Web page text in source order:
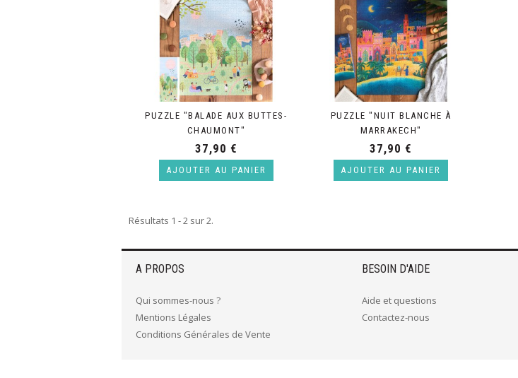
PUZZLE "BALADE AUX BUTTES-
CHAUMONT"
37,90 €
AJOUTER AU PANIER
PUZZLE "NUIT BLANCHE À
MARRAKECH"
37,90 €
AJOUTER AU PANIER
Résultats 1 - 2 sur 2.
A PROPOS
Qui sommes-nous ?
Mentions Légales
Conditions Générales de Vente
BESOIN D'AIDE
Aide et questions
Contactez-nous